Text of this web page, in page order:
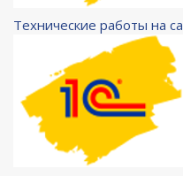
Технические работы на